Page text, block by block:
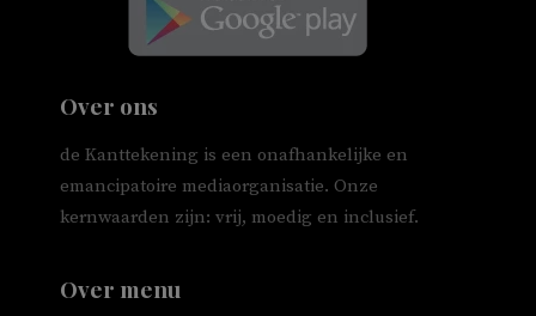
Over ons
de Kanttekening is een onafhankelijke en
emancipatoire mediaorganisatie. Onze
kernwaarden zijn: vrij, moedig en inclusief.
Over menu